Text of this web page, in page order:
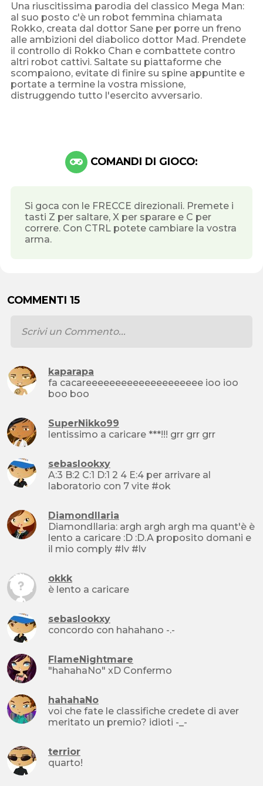
Una riuscitissima parodia del classico Mega Man:
al suo posto c'è un robot femmina chiamata
Rokko, creata dal dottor Sane per porre un freno
alle ambizioni del diabolico dottor Mad. Prendete
il controllo di Rokko Chan e combattete contro
altri robot cattivi. Saltate su piattaforme che
scompaiono, evitate di finire su spine appuntite e
portate a termine la vostra missione,
distruggendo tutto l'esercito avversario.
COMANDI DI GIOCO:
Si goca con le FRECCE direzionali. Premete i
tasti Z per saltare, X per sparare e C per
correre. Con CTRL potete cambiare la vostra
arma.
COMMENTI 15
kaparapa
fa cacareeeeeeeeeeeeeeeeeeee ioo ioo
boo boo
SuperNikko99
lentissimo a caricare ***!!! grr grr grr
sebaslookxy
A:3 B:2 C:1 D:1 2 4 E:4 per arrivare al
laboratorio con 7 vite #ok
DiamondIlaria
DiamondIlaria: argh argh argh ma quant'è è
lento a caricare :D :D.A proposito domani e
il mio comply #lv #lv
okkk
è lento a caricare
sebaslookxy
concordo con hahahano -.-
FlameNightmare
"hahahaNo" xD Confermo
hahahaNo
voi che fate le classifiche credete di aver
meritato un premio? idioti -_-
terrior
quarto!